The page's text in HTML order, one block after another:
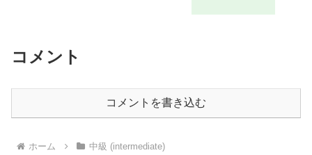
コメント
コメントを書き込む
ホーム 中級 (intermediate)